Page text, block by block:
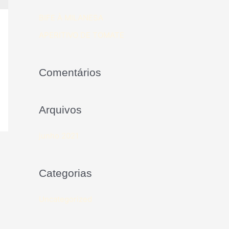
BIFE À MILANESA
APERITIVO DE TOMATE
Comentários
Arquivos
junho 2021
Categorias
Uncategorized